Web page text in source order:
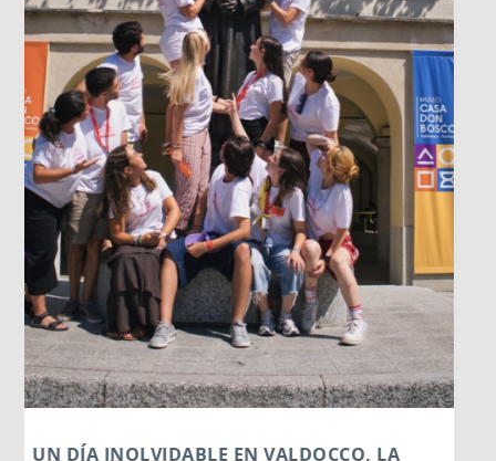
LOS DATOS BIOMÉTRICOS: NUESTRA
IDENTIDAD EN JUEGO
Cada vez que jugamos con la inteligencia
artificial subiendo nuestra imagen para generar
un avatar gracioso, en el fondo estamos
cediendo una parte de nuestra identidad. El
escaneo facial no es un simple pasatiempo
inofensivo; nuestra cara es una seña de
identidad...
Leer más